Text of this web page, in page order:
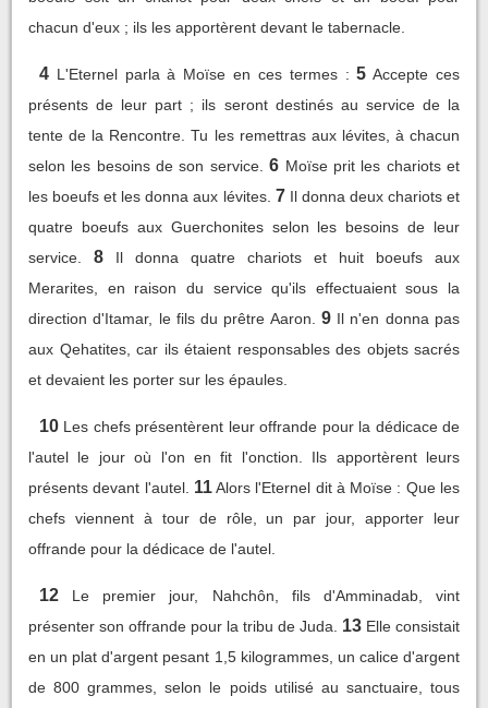
chacun d'eux ; ils les apportèrent devant le tabernacle.
4 L'Eternel parla à Moïse en ces termes : 5 Accepte ces
présents de leur part ; ils seront destinés au service de la
tente de la Rencontre. Tu les remettras aux lévites, à chacun
selon les besoins de son service. 6 Moïse prit les chariots et
les boeufs et les donna aux lévites. 7 Il donna deux chariots et
quatre boeufs aux Guerchonites selon les besoins de leur
service.
8
Il donna quatre chariots et huit boeufs aux
Merarites, en raison du service qu'ils effectuaient sous la
direction d'Itamar, le fils du prêtre Aaron.
9 Il n'en donna pas
aux Qehatites, car ils étaient responsables des objets sacrés
et devaient les porter sur les épaules.
10 Les chefs présentèrent leur offrande pour la dédicace de
l'autel le jour où l'on en fit l'onction. Ils apportèrent leurs
présents devant l'autel. 11 Alors l'Eternel dit à Moïse : Que les
chefs viennent à tour de rôle, un par jour, apporter leur
offrande pour la dédicace de l'autel.
12
Le premier jour, Nahchôn, fils d'Amminadab, vint
présenter son offrande pour la tribu de Juda.
13 Elle consistait
en un plat d'argent pesant 1,5 kilogrammes, un calice d'argent
de 800 grammes, selon le poids utilisé au sanctuaire, tous